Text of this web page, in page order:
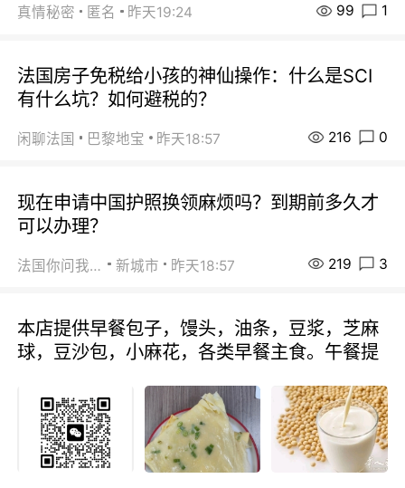
真情秘密 匿名 昨天19:24 99 1
法国房子免税给小孩的神仙操作：什么是SCI
有什么坑？如何避税的？
闲聊法国 巴黎地宝 昨天18:57 216 0
现在申请中国护照换领麻烦吗？到期前多久才
可以办理？
法国你问我答 新城市 昨天18:57 219 3
本店提供早餐包子，馒头，油条，豆浆，芝麻
球，豆沙包，小麻花，各类早餐主食。午餐提